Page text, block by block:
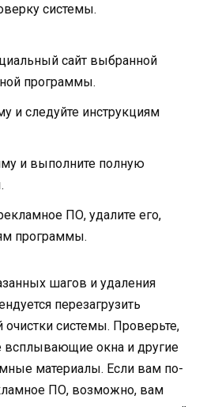
системы.
сайт выбранной
программы.
и следуйте инструкциям
и выполните полную
ПО, удалите его,
программы.
шагов и удаления
перезагрузить
системы. Проверьте,
всплывающие окна и другие
материалы. Если вам по-
ПО, возможно, вам